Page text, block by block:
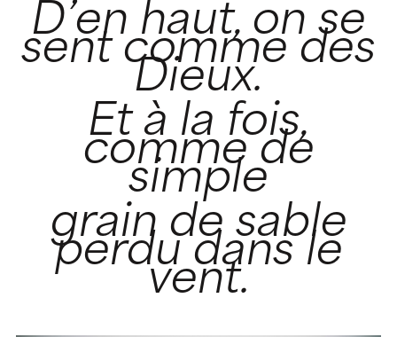
D’en haut, on se
sent comme des
Dieux.
Et à la fois,
comme de
simple
grain de sable
perdu dans le
vent.